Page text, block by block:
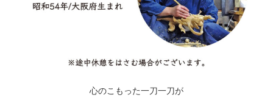
心のこもった一刀一刀が